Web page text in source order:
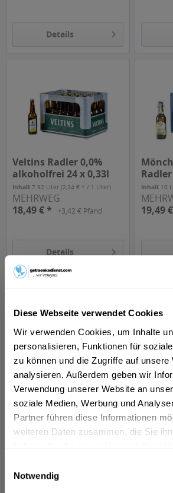
Diese Webseite verwendet Cookies
Wir verwenden Cookies, um Inhalte
personalisieren, Funktionen für
zu können und die Zugriffe auf unsere
analysieren. Außerdem geben wir
Verwendung unserer Website an
soziale Medien, Werbung und
Partner führen diese Informationen
weiteren Daten zusammen, die Sie
Notwendig
Details
Veltins Radler 0,0%
alkoholfrei 24 x 0,33l
Inhalt7.92 Liter(2,34 € * / 1 Liter)
MEHRWEG
18,49 € *
+3,42 € Pfand
Details
Inhalt 10
19,49
Jever Fun Zitrone 24 x
0,33l
Inhalt7.92 Liter(2,77 € * / 1 Liter)
MEHRWEG
21,96 € * +3,42 € Pfand
Beer
Inhalt
37,19